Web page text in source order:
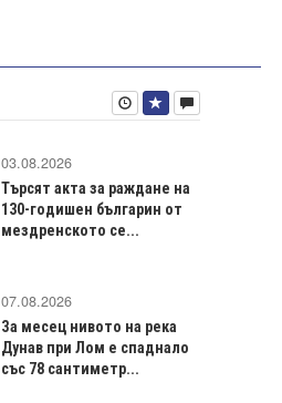
03.08.2026
Търсят акта за раждане на
130-годишен българин от
мездренското се...
07.08.2026
За месец нивото на река
Дунав при Лом е спаднало
със 78 сантиметр...